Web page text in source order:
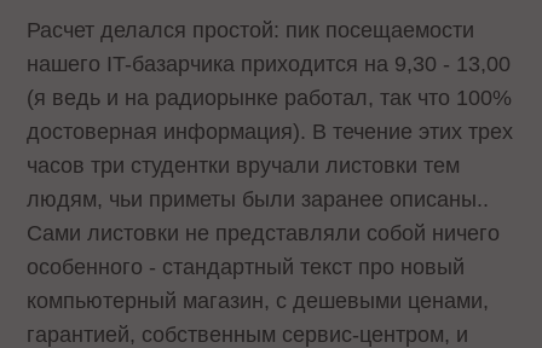
Расчет делался простой: пик посещаемости
нашего IT-базарчика приходится на 9,30 - 13,00
(я ведь и на радиорынке работал, так что 100%
достоверная информация). В течение этих трех
часов три студентки вручали листовки тем
людям, чьи приметы были заранее описаны..
Сами листовки не представляли собой ничего
особенного - стандартный текст про новый
компьютерный магазин, с дешевыми ценами,
гарантией, собственным сервис-центром, и